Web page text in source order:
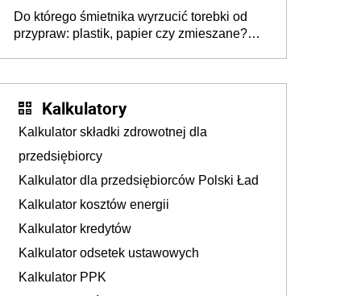
Do którego śmietnika wyrzucić torebki od
przypraw: plastik, papier czy zmieszane?
Kalkulatory
Kalkulator składki zdrowotnej dla
przedsiębiorcy
Kalkulator dla przedsiębiorców Polski Ład
Kalkulator kosztów energii
Kalkulator kredytów
Kalkulator odsetek ustawowych
Kalkulator PPK